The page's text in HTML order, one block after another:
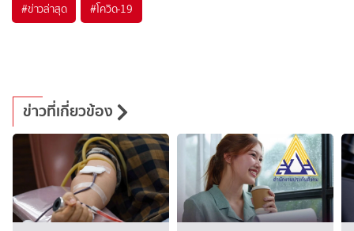
#ข่าวล่าสุด #โควิด-19
ข่าวที่เกี่ยวข้อง